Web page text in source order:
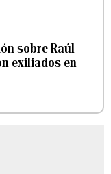
sobre Raúl
exiliados en